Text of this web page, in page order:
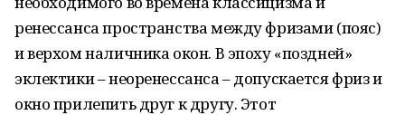
ренессанса пространства между фризами (пояс)
и верхом наличника окон. В эпоху «поздней»
эклектики – неоренессанса – допускается фриз и
окно прилепить друг к другу. Этот